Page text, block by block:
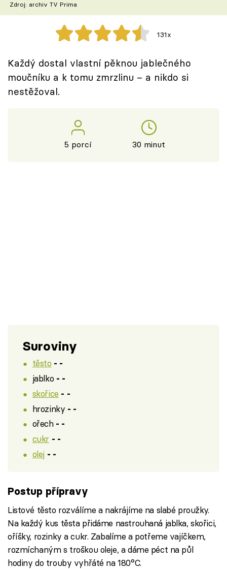
Speciál: Cuketa
Těhotnej kuchař
Sledujte prima+
Přihlášení
Zdroj: archiv TV Prima
131x
Každý dostal vlastní pěknou jablečného
moučníku a k tomu zmrzlinu – a nikdo si
nestěžoval.
5 porcí 30 minut
Suroviny
těsto - -
jablko - -
skořice - -
hrozinky - -
ořech - -
cukr - -
olej - -
Postup přípravy
Listové těsto rozválíme a nakrájíme na slabé proužky.
Na každý kus těsta přidáme nastrouhaná jablka, skořici,
oříšky, rozinky a cukr. Zabalíme a potřeme vajíčkem,
rozmíchaným s troškou oleje, a dáme péct na půl
hodiny do trouby vyhřáté na 180°C.